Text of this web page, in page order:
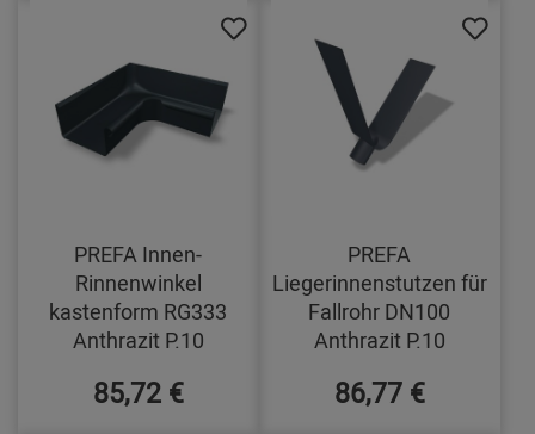
PREFA Innen-
Rinnenwinkel
kastenform RG333
Anthrazit P.10
85,72 €
PREFA
Liegerinnenstutzen für
Fallrohr DN100
Anthrazit P.10
86,77 €